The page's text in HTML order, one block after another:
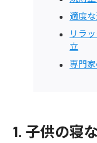
適度
リラ
立
専門
1. 子供の寝